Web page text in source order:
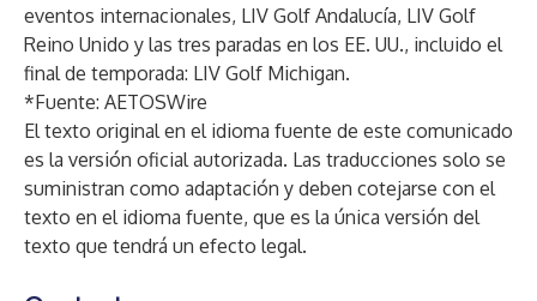
eventos internacionales, LIV Golf Andalucía, LIV Golf
Reino Unido y las tres paradas en los EE. UU., incluido el
final de temporada: LIV Golf Michigan.
*Fuente: AETOSWire
El texto original en el idioma fuente de este comunicado
es la versión oficial autorizada. Las traducciones solo se
suministran como adaptación y deben cotejarse con el
texto en el idioma fuente, que es la única versión del
texto que tendrá un efecto legal.